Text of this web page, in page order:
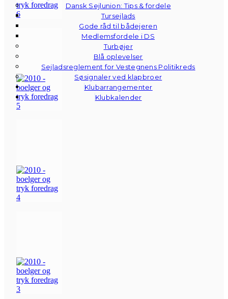
Dansk Sejlunion: Tips & fordele
Tursejlads
Gode råd til bådejeren
Medlemsfordele i DS
Turbøjer
Blå oplevelser
Sejladsreglement for Vestegnens Politikreds
Søsignaler ved klapbroer
Klubarrangementer
Klubkalender